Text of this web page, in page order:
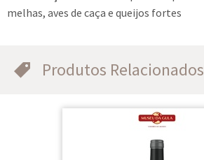
melhas, aves de caça e queijos fortes
Produtos Relacionados